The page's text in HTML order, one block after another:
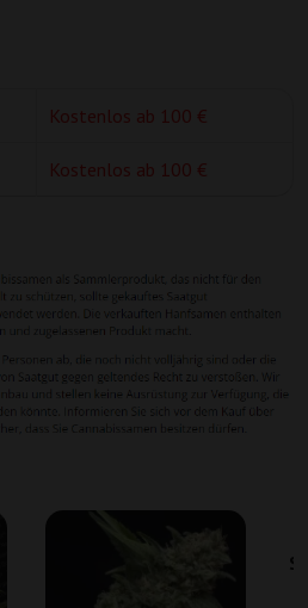
Kostenlos ab 100 €
Kostenlos ab 100 €